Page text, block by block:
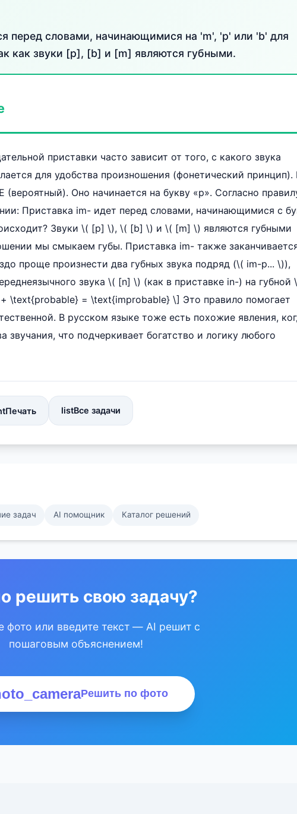
перед словами, начинающимися на 'm', 'p' или 'b' для
как звуки [p], [b] и [m] являются губными.
приставки часто зависит от того, с какого звука
для удобства произношения (фонетический принцип).
(вероятный). Оно начинается на букву «p». Согласно
Приставка im- идет перед словами, начинающимися с
Звуки \( [p] \), \( [b] \) и \( [m] \) являются губными
мы смыкаем губы. Приставка im- также
проще произнести два губных звука подряд (\( im-p... \)),
звука \( [n] \) (как в приставке in-) на губной
\text{probable} = \text{improbable} \] Это правило помогает
В русском языке тоже есть похожие явления,
звучания, что подчеркивает богатство и логику любого
Печать listВсе задачи
задач AI помощник Каталог решений
решить свою задачу?
фото или введите текст — AI решит с
пошаговым объяснением!
Решить по фото